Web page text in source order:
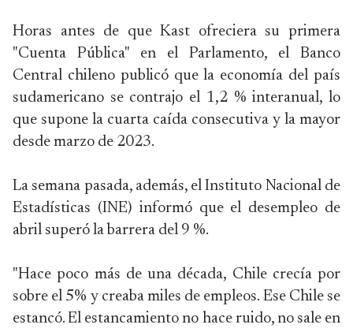
Horas antes de que Kast ofreciera su primera
"Cuenta Pública" en el Parlamento, el Banco
Central chileno publicó que la economía del país
sudamericano se contrajo el 1,2 % interanual, lo
que supone la cuarta caída consecutiva y la mayor
desde marzo de 2023.
La semana pasada, además, el Instituto Nacional de
Estadísticas (INE) informó que el desempleo de
abril superó la barrera del 9 %.
"Hace poco más de una década, Chile crecía por
sobre el 5% y creaba miles de empleos. Ese Chile se
estancó. El estancamiento no hace ruido, no sale en